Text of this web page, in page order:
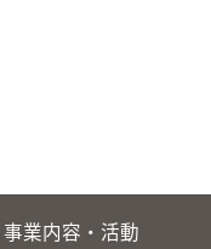
事業内容・活動